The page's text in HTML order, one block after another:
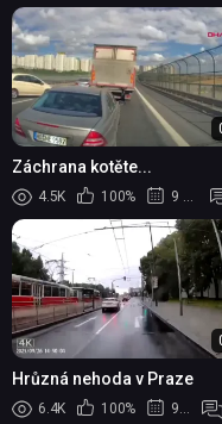
Záchrana kotěte...
4.5K 100% 9 měsíců
Hrůzná nehoda v Praze
6.4K 100% 9 měsíců